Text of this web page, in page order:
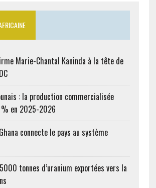
Marie-Chantal Kaninda à la tête de
: la production commercialisée
en 2025-2026
connecte le pays au système
5000 tonnes d’uranium exportées vers la